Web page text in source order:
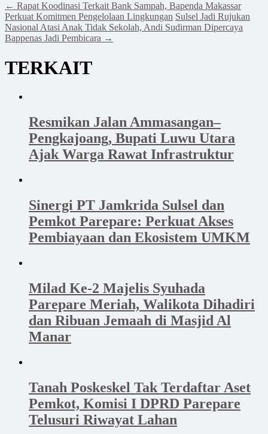
← Rapat Koodinasi Terkait Bank Sampah, Bapenda Makassar
Perkuat Komitmen Pengelolaan Lingkungan Sulsel Jadi Rujukan
Nasional Atasi Anak Tidak Sekolah, Andi Sudirman Dipercaya
Bappenas Jadi Pembicara →
TERKAIT
Resmikan Jalan Ammasangan–
Pengkajoang, Bupati Luwu Utara
Ajak Warga Rawat Infrastruktur
Sinergi PT Jamkrida Sulsel dan
Pemkot Parepare: Perkuat Akses
Pembiayaan dan Ekosistem UMKM
Milad Ke-2 Majelis Syuhada
Parepare Meriah, Walikota Dihadiri
dan Ribuan Jemaah di Masjid Al
Manar
Tanah Poskeskel Tak Terdaftar Aset
Pemkot, Komisi I DPRD Parepare
Telusuri Riwayat Lahan